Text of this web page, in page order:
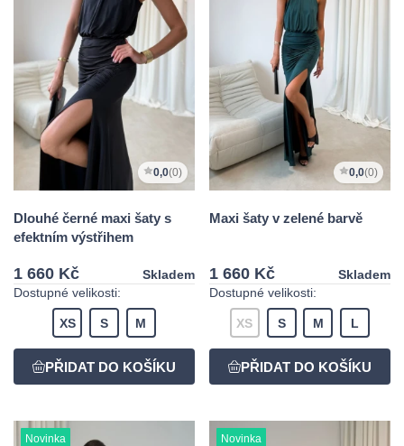
0,0(0)
Dlouhé černé maxi šaty s
efektním výstřihem
1 660 Kč
Skladem
Dostupné velikosti:
XS S M
0,0(0)
Maxi šaty v zelené barvě
1 660 Kč
Skladem
Dostupné velikosti:
XS S M L
Novinka Novinka